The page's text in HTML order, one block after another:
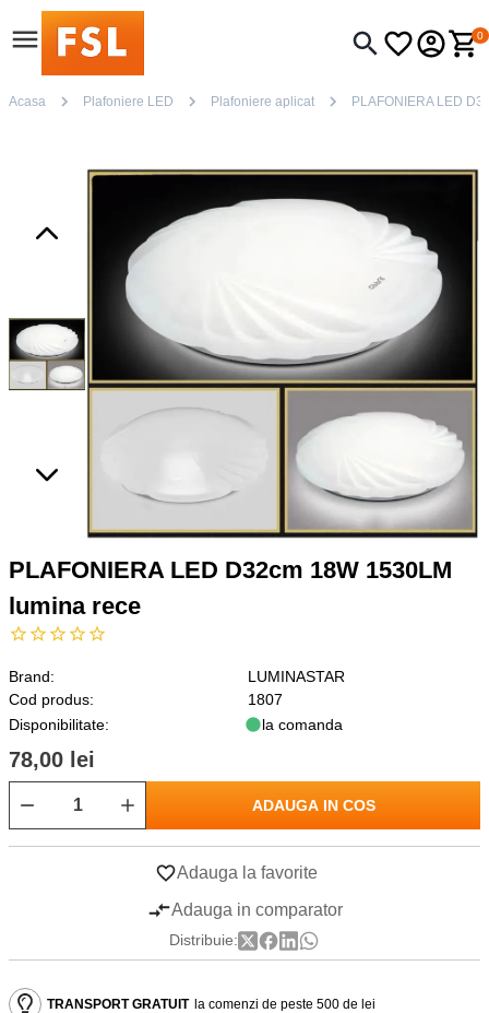
0
Acasa Plafoniere LED Plafoniere aplicat PLAFONIERA LED
PLAFONIERA LED D32cm 18W 1530LM
lumina rece
Brand:
LUMINASTAR
Cod produs:
1807
Disponibilitate:
la comanda
78,00 lei
ADAUGA IN COS
Adauga la favorite
Adauga in comparator
Distribuie:
TRANSPORT GRATUIT la comenzi de peste 500 de lei